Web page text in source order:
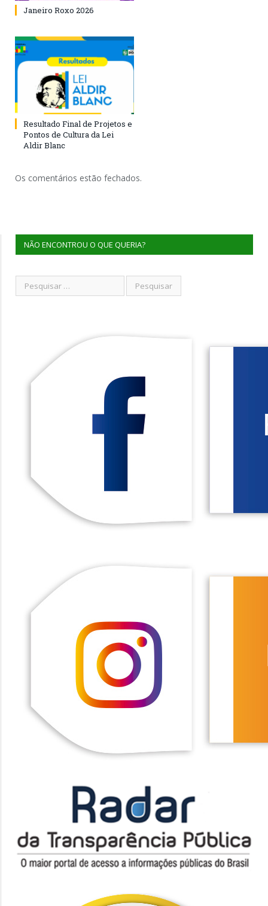
Janeiro Roxo 2026
Resultado Final de Projetos e
Pontos de Cultura da Lei
Aldir Blanc
Os comentários estão fechados.
NÃO ENCONTROU O QUE QUERIA?